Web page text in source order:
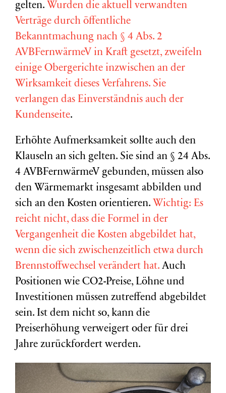
gelten. Wurden die aktuell verwandten
Verträge durch öffentliche
Bekanntmachung nach § 4 Abs. 2
AVBFernwärmeV in Kraft gesetzt, zweifeln
einige Obergerichte inzwischen an der
Wirksamkeit dieses Verfahrens. Sie
verlangen das Einverständnis auch der
Kundenseite.
Erhöhte Aufmerksamkeit sollte auch den
Klauseln an sich gelten. Sie sind an § 24 Abs.
4 AVBFernwärmeV gebunden, müssen also
den Wärmemarkt insgesamt abbilden und
sich an den Kosten orientieren. Wichtig: Es
reicht nicht, dass die Formel in der
Vergangenheit die Kosten abgebildet hat,
wenn die sich zwischenzeitlich etwa durch
Brennstoffwechsel verändert hat. Auch
Positionen wie CO2-Preise, Löhne und
Investitionen müssen zutreffend abgebildet
sein. Ist dem nicht so, kann die
Preiserhöhung verweigert oder für drei
Jahre zurückfordert werden.